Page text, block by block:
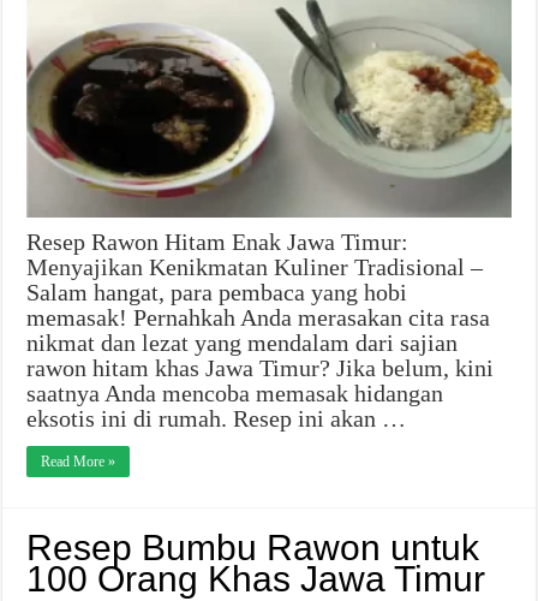
Resep Rawon Hitam Enak Jawa Timur:
Menyajikan Kenikmatan Kuliner Tradisional –
Salam hangat, para pembaca yang hobi
memasak! Pernahkah Anda merasakan cita rasa
nikmat dan lezat yang mendalam dari sajian
rawon hitam khas Jawa Timur? Jika belum, kini
saatnya Anda mencoba memasak hidangan
eksotis ini di rumah. Resep ini akan …
Read More »
Resep Bumbu Rawon untuk
100 Orang Khas Jawa Timur